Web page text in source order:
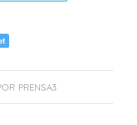
PRENSA3